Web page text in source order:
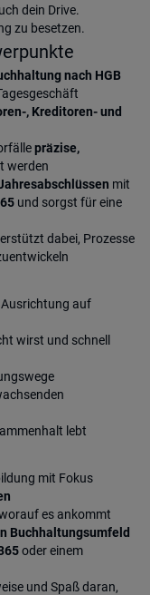
dein Drive.
zu besetzen.
nach HGB
, Kreditoren- und
präzise,
werden
mit
und sorgst für eine
dabei, Prozesse
Ausrichtung auf
wirst und schnell
lebt
mit Fokus
es ankommt
Buchhaltungsumfeld
oder einem
und Spaß daran,